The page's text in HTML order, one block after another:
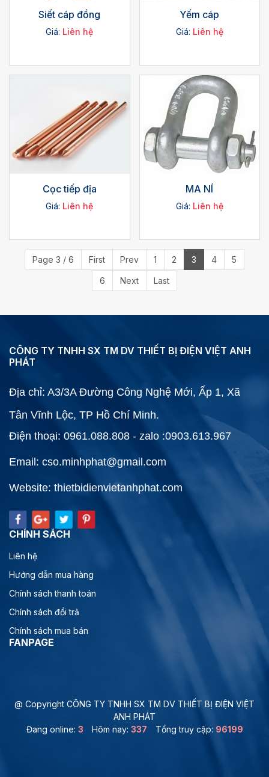
Siết cáp đồng
Giá: Liên hệ
Yếm cáp
Giá: Liên hệ
Cọc tiếp địa
Giá: Liên hệ
MA NÍ
Giá: Liên hệ
Page 3 / 6 First Prev 1 2 3 4 5
6 Next Last
CÔNG TY TNHH SX TM DV THIẾT BỊ ĐIỆN VIỆT ANH
PHÁT
Địa chỉ: A3/3A Đường Công Nghệ Mới, Ấp 1, Xã
Tân Vĩnh Lộc, TP Hồ Chí Minh.
Điện thoại: 0961.088.808 - zalo :0903.613.967
Email: cso.minhphat@gmail.com
Website: thietbidienvietanhphat.com
CHÍNH SÁCH
Liên hệ
Hướng dẫn mua hàng
Chính sách thanh toán
Chính sách đổi trả
Chính sách mua bán
FANPAGE
@ Copyright CÔNG TY TNHH SX TM DV THIẾT BỊ ĐIỆN VIỆT
ANH PHÁT
Đang online: 3 Hôm nay: 337 Tổng truy cập: 96199